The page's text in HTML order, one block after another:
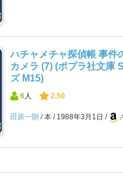
ハチャメチャ探偵帳 事件
カメラ (7) (ポプラ社文庫
ズ M15)
6人 2.50
田原一朗 本 1988年3月1日